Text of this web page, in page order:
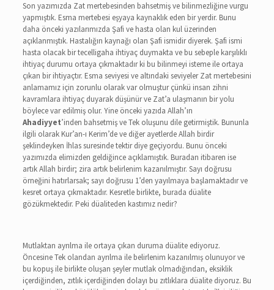
Son yazımızda Zat mertebesinden bahsetmiş ve bilinmezliğine vurgu
yapmıştık. Esma mertebesi eşyaya kaynaklık eden bir yerdir. Bunu
daha önceki yazılarımızda Şafi ve hasta olan kul üzerinden
açıklanmıştık. Hastalığın kaynağı olan Şafi ismidir diyerek. Şafi ismi
hasta olacak bir tecelligaha ihtiyaç duymakta ve bu sebeple karşılıklı
ihtiyaç durumu ortaya çıkmaktadır ki bu bilinmeyi isteme ile ortaya
çıkan bir ihtiyaçtır. Esma seviyesi ve altındaki seviyeler Zat mertebesini
anlamamız için zorunlu olarak var olmuştur çünkü insan zihni
kavramlara ihtiyaç duyarak düşünür ve Zat’a ulaşmanın bir yolu
böylece var edilmiş olur. Yine önceki yazıda Allah’ın
Ahadiyyet’inden bahsetmiş ve Tek oluşunu dile getirmiştik. Bununla
ilgili olarak Kur’an-ı Kerim’de ve diğer ayetlerde Allah birdir
şeklindeyken İhlas suresinde tektir diye geçiyordu. Bunu önceki
yazımızda elimizden geldiğince açıklamıştık. Buradan itibaren ise
artık Allah birdir; zira artık belirlenim kazanılmıştır. Sayı doğrusu
örneğini hatırlarsak; sayı doğrusu 1’den yayılmaya başlamaktadır ve
kesret ortaya çıkmaktadır. Kesretle birlikte, burada düalite
gözükmektedir. Peki düaliteden kastımız nedir?
Mutlaktan ayrılma ile ortaya çıkan duruma düalite ediyoruz.
Öncesine Tek olandan ayrılma ile belirlenim kazanılmış olunuyor ve
bu kopuş ile birlikte oluşan şeyler mutlak olmadığından, eksiklik
içerdiğinden, zıtlık içerdiğinden dolayı bu zıtlıklara düalite diyoruz. Bu